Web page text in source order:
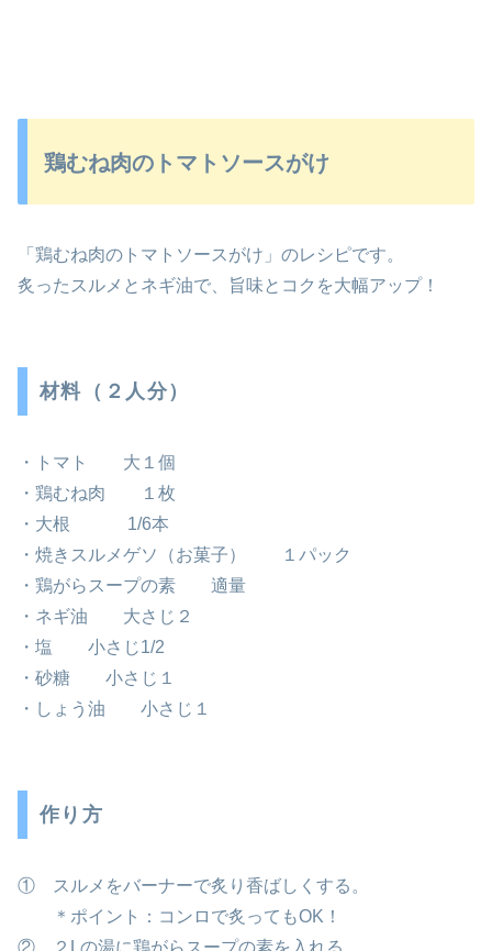
鶏むね肉のトマトソースがけ
「鶏むね肉のトマトソースがけ」のレシピです。
炙ったスルメとネギ油で、旨味とコクを大幅アップ！
材料（２人分）
・トマト 大１個
・鶏むね肉 １枚
・大根 1/6本
・焼きスルメゲソ（お菓子） １パック
・鶏がらスープの素 適量
・ネギ油 大さじ２
・塩 小さじ1/2
・砂糖 小さじ１
・しょう油 小さじ１
作り方
① スルメをバーナーで炙り香ばしくする。
＊ポイント：コンロで炙ってもOK！
② ２Lの湯に鶏がらスープの素を入れる。